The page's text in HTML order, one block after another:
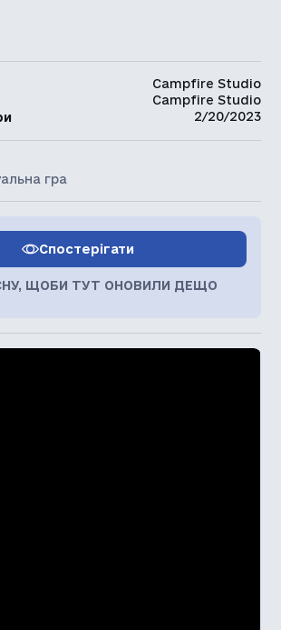
Campfire Studio
Campfire Studio
2/20/2023
гра
Спостерігати
ЩОБИ ТУТ ОНОВИЛИ ДЕЩО